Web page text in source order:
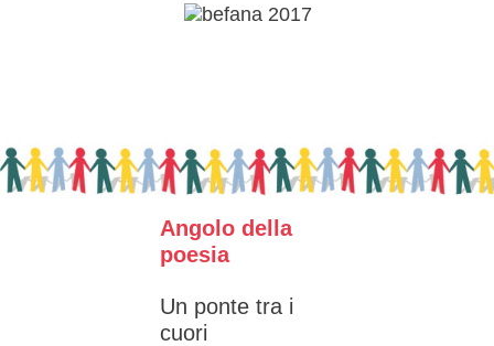
Angolo della
poesia
Un ponte tra i
cuori